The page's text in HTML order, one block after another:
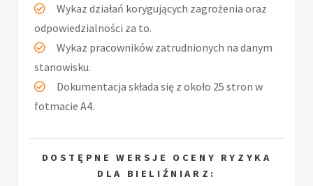
Wykaz działań korygujących zagrożenia oraz
odpowiedzialności za to.
Wykaz pracowników zatrudnionych na danym
stanowisku.
Dokumentacja składa się z około 25 stron w
fotmacie A4.
DOSTĘPNE WERSJE OCENY RYZYKA
DLA BIELIŹNIARZ: